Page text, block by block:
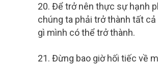
20. Để trở nên thực sự hạnh
chúng ta phải trở thành tất
gì mình có thể trở thành.
21. Đừng bao giờ hối tiếc về